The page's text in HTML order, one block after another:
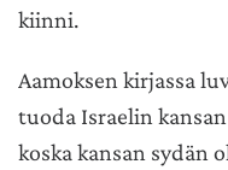
kiinni.
Aamoksen kirjassa
tuoda Israelin
koska kansan sydän